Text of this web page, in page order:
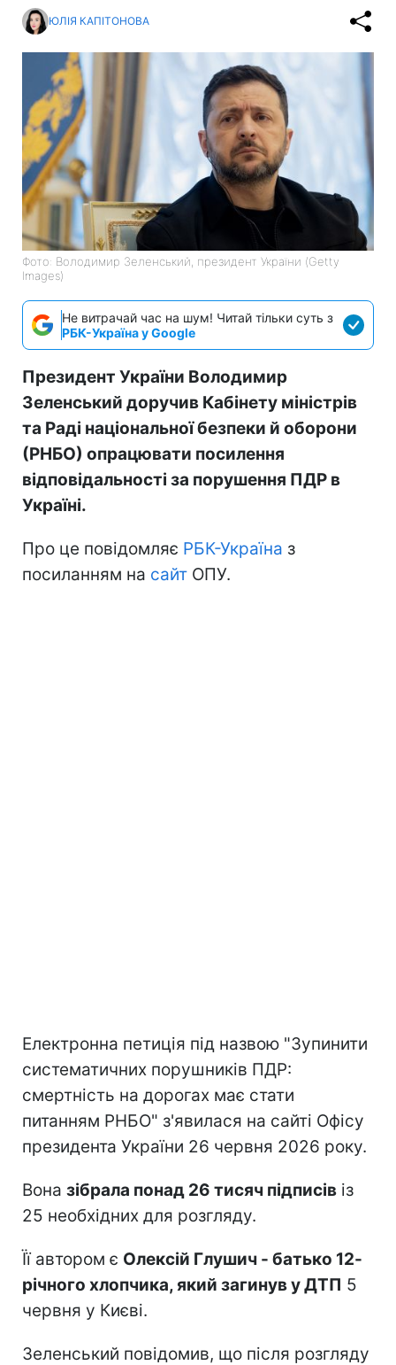
ЮЛІЯ КАПІТОНОВА
Фото: Володимир Зеленський, президент України (Getty
Images)
Не витрачай час на шум! Читай тільки суть з
РБК-Україна у Google
Президент України Володимир
Зеленський доручив Кабінету міністрів
та Раді національної безпеки й оборони
(РНБО) опрацювати посилення
відповідальності за порушення ПДР в
Україні.
Про це повідомляє РБК-Україна з
посиланням на сайт ОПУ.
Електронна петиція під назвою "Зупинити
систематичних порушників ПДР:
смертність на дорогах має стати
питанням РНБО" з'явилася на сайті Офісу
президента України 26 червня 2026 року.
Вона зібрала понад 26 тисяч підписів із
25 необхідних для розгляду.
Її автором є Олексій Глушич - батько 12-
річного хлопчика, який загинув у ДТП 5
червня у Києві.
Зеленський повідомив, що після розгляду